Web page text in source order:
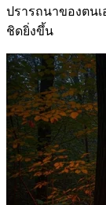
ปรารถนาของตน
ชิดยิ่งขึ้น